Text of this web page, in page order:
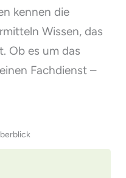
kennen die
Wissen, das
Ob es um das
Fachdienst –